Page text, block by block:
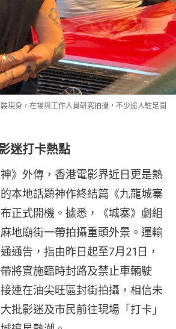
現身，在場與工作人員研究拍攝，不少途人駐足圍
迷打卡熱點
》外傳，香港電影界近日更是熱
本地話題神作終結篇《九龍城寨
正式開機。據悉，《城寨》劇組
地廟街一帶拍攝重頭外景。運輸
通告，指由昨日起至7月21日，
將實施臨時封路及禁止車輛駛
連在油尖旺區封街拍攝，相信未
批影迷及市民前往現場「打卡」